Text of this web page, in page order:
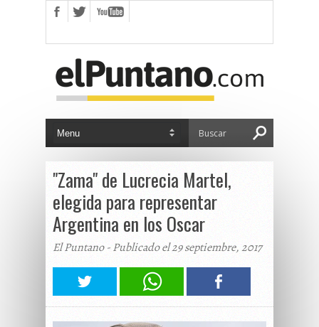
"Zama" de Lucrecia Martel,
elegida para representar
Argentina en los Oscar
El Puntano - Publicado el 29 septiembre, 2017